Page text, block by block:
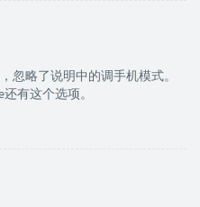
忽略了说明中的调手机模式。
有这个选项。